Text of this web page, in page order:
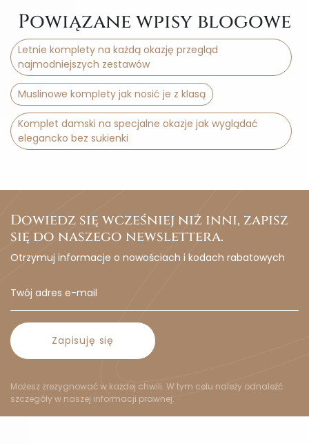
Powiązane wpisy blogowe
Letnie komplety na każdą okazję przegląd
najmodniejszych zestawów
Muslinowe komplety jak nosić je z klasą
Komplet damski na specjalne okazje jak wyglądać
elegancko bez sukienki
Dowiedz się wcześniej niż inni, zapisz
się do naszego newslettera.
Otrzymuj informacje o nowościach i kodach rabatowych
Zapisuję się
Możesz zrezygnować w każdej chwili. W tym celu należy odnaleźć
szczegóły w naszej informacji prawnej.